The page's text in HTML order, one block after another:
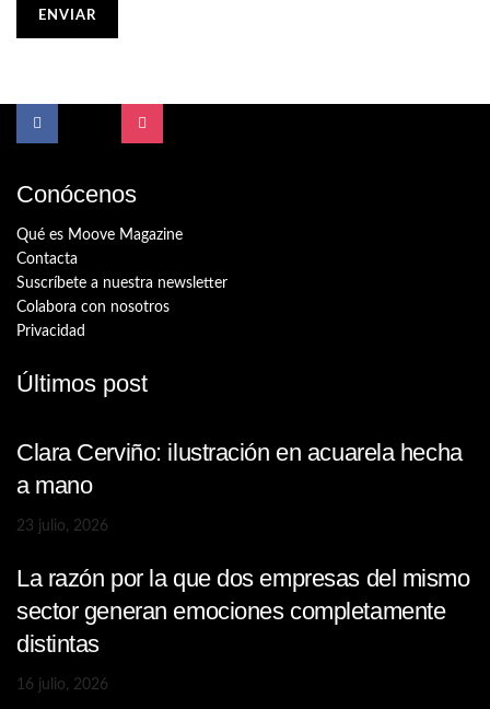
Conócenos
Qué es Moove Magazine
Contacta
Suscríbete a nuestra newsletter
Colabora con nosotros
Privacidad
Últimos post
Clara Cerviño: ilustración en acuarela hecha
a mano
23 julio, 2026
La razón por la que dos empresas del mismo
sector generan emociones completamente
distintas
16 julio, 2026